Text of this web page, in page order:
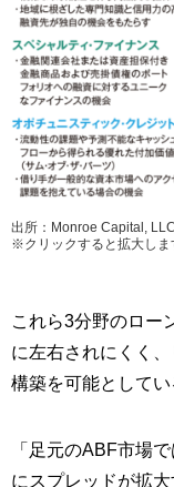
出所：Monroe Capital, LLC
※クリックすると拡大しま
これら3分野のロー
に左右されにくく
構築を可能としてい
「足元のABF市場
にスプレッドが拡